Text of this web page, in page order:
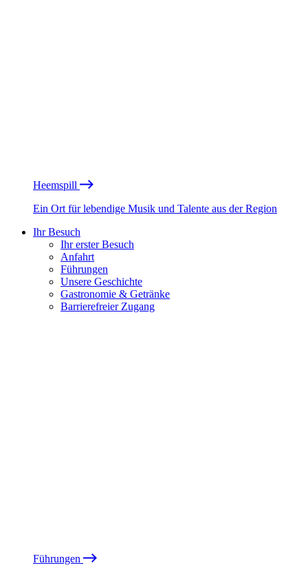
Heemspill
Ein Ort für lebendige Musik und Talente aus der Region
Ihr Besuch
Ihr erster Besuch
Anfahrt
Führungen
Unsere Geschichte
Gastronomie & Getränke
Barrierefreier Zugang
Führungen